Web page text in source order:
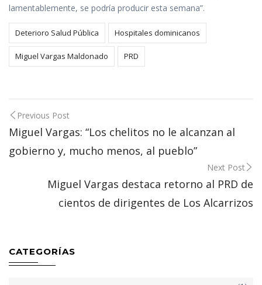
lamentablemente, se podría producir esta semana”.
Deterioro Salud Pública Hospitales dominicanos
Miguel Vargas Maldonado PRD
Post
navigation
Previous Post
Miguel Vargas: “Los chelitos no le alcanzan al
gobierno y, mucho menos, al pueblo”
Next Post
Miguel Vargas destaca retorno al PRD de
cientos de dirigentes de Los Alcarrizos
CATEGORÍAS